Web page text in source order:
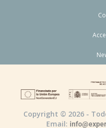
Copyright © 2026 -
Email: